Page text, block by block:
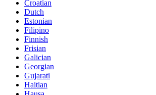
Croatian
Dutch
Estonian
Filipino
Finnish
Frisian
Galician
Georgian
Gujarati
Haitian